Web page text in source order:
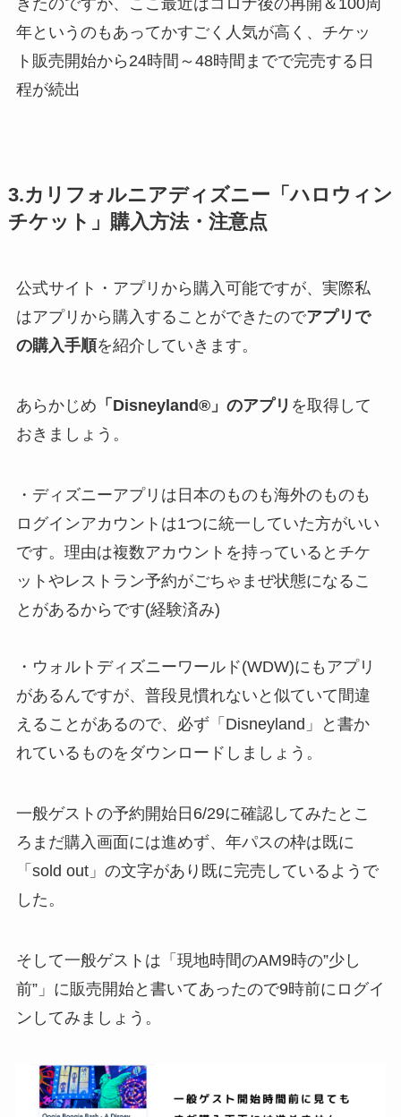
きたのですが、ここ最近はコロナ後の再開＆100周
年というのもあってかすごく人気が高く、 チケッ
ト販売開始から24時間～48時間までで完売する日
程が続出
3.カリフォルニアディズニー「ハロウィン
チケット」購入方法・注意点
公式サイト・アプリから購入可能ですが、実際私
はアプリから購入することができたのでアプリで
の購入手順を紹介していきます。
あらかじめ 「Disneyland®」のアプリ を取得して
おきましょう。
・ディズニーアプリは日本のものも海外のものも
ログインアカウントは1つに統一していた方がいい
です。理由は複数アカウントを持っているとチケ
ットやレストラン予約がごちゃまぜ状態になるこ
とがあるからです(経験済み)
・ウォルトディズニーワールド(WDW)にもアプリ
があるんですが、普段見慣れないと似ていて間違
えることがあるので、必ず 「Disneyland」
と書か
れているものをダウンロードしましょう。
一般ゲストの予約開始日6/29に確認してみたとこ
ろまだ購入画面には進めず、年パスの枠は既に
「sold out」の文字があり既に完売しているようで
した。
そして一般ゲストは 「現地時間のAM9時の”少し
前”」に販売開始と書いてあったので9時前にログイ
ンしてみましょう。